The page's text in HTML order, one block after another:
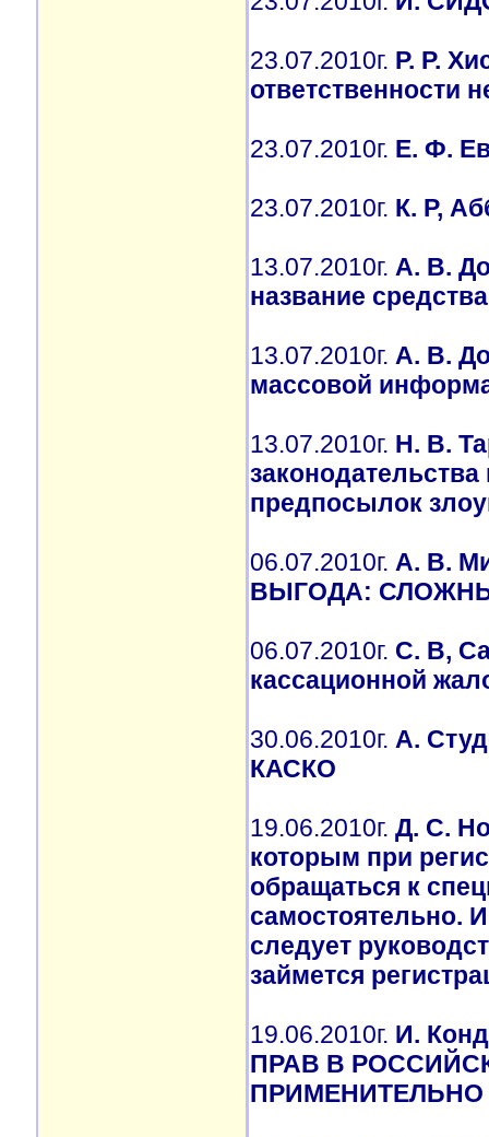
23.07.2010г. Р. Р.
ответственности
23.07.2010г. Е. Ф.
23.07.2010г. К. Р,
13.07.2010г. А. В.
название
13.07.2010г. А. В.
массовой
13.07.2010г. Н. В.
предпосылок
06.07.2010г. А. В.
ВЫГОДА:
06.07.2010г. С. В,
кассационной
30.06.2010г. А.
КАСКО
19.06.2010г. Д. С.
которым при
обращаться к
самостоятельно.
следует
займется
19.06.2010г. И.
ПРАВ В